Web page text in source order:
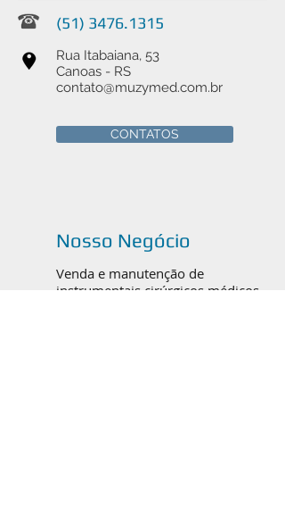
(51) 3476.1315
Rua Itabaiana, 53
Canoas - RS
contato@muzymed.com.br
Nosso Negócio
Venda e manutenção de
instrumentais cirúrgicos médicos,
CONTATOS